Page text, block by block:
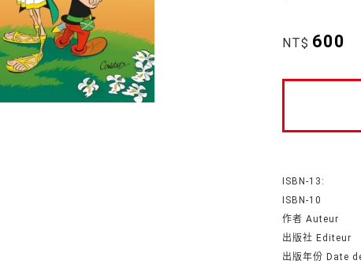
NT$ 600
ISBN-13:
ISBN-10
作者 Auteur
出版社 Editeur
出版年份 Date